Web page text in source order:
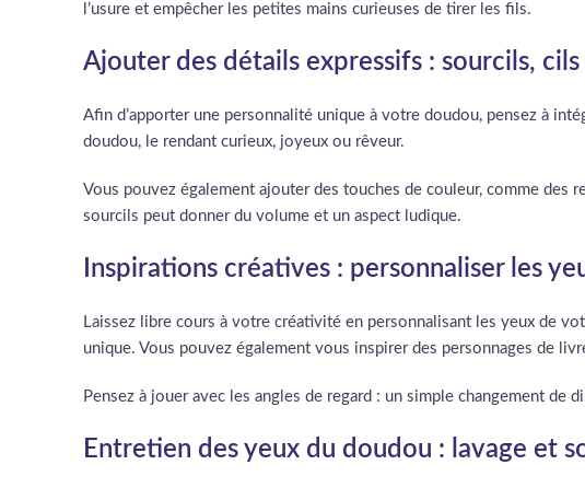
l’usure et empêcher les petites mains curieuses de tirer les fils.
Ajouter des détails expressifs : sourcils,
Afin d’apporter une personnalité unique à votre doudou, pensez à
doudou, le rendant curieux, joyeux ou rêveur.
Vous pouvez également ajouter des touches de couleur, comme des
sourcils peut donner du volume et un aspect ludique.
Inspirations créatives : personnaliser les
Laissez libre cours à votre créativité en personnalisant les yeux de
unique. Vous pouvez également vous inspirer des personnages de
Pensez à jouer avec les angles de regard : un simple changement de
Entretien des yeux du doudou : lavage et